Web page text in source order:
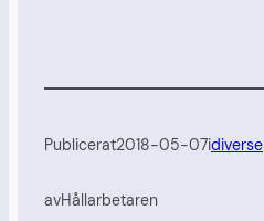
Publicerat2018-05-07idiverse
avHållarbetaren